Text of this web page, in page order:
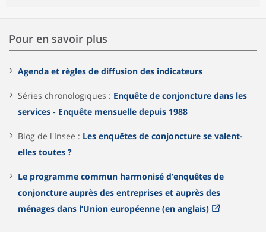
Pour en savoir plus
Agenda et règles de diffusion des indicateurs
Séries chronologiques : Enquête de conjoncture dans les
services - Enquête mensuelle depuis 1988
Blog de l'Insee : Les enquêtes de conjoncture se valent-
elles toutes ?
Le programme commun harmonisé d‘enquêtes de
conjoncture auprès des entreprises et auprès des
ménages dans l’Union européenne (en anglais)